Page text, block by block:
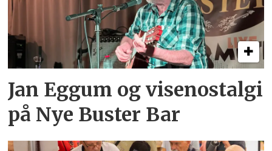
Jan Eggum og visenostalgi
på Nye Buster Bar